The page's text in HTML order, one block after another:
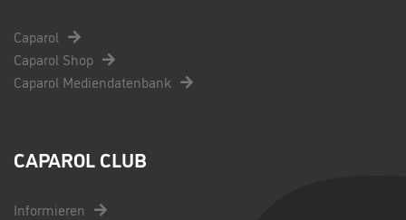
Caparol
Caparol Shop
Caparol Mediendatenbank
CAPAROL CLUB
Informieren